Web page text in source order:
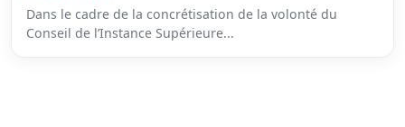
Dans le cadre de la concrétisation de la volonté du
Conseil de l’Instance Supérieure...